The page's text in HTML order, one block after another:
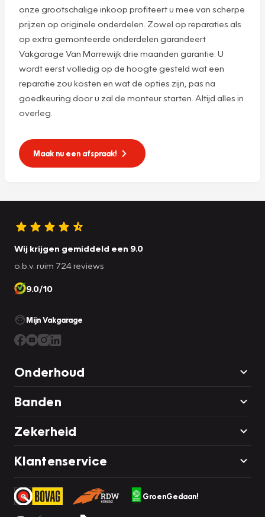
onze grootschalige inkoop profiteert u mee van scherpe
prijzen op originele onderdelen. Zowel op reparaties als
op extra gemonteerde onderdelen garandeert
Vakgarage Van Marrewijk drie maanden garantie. U
wordt eerst volledig op de hoogte gesteld wat een
reparatie zou kosten en wat de opties zijn, pas na
goedkeuring door u zal de monteur starten. Altijd alles in
overleg.
Maak nu een afspraak!
Wij krijgen gemiddeld een 9.0
o.b.v. ruim 724 reviews
9.0/10
Mijn Vakgarage
Onderhoud
Banden
Zekerheid
Klantenservice
GroenGedaan!